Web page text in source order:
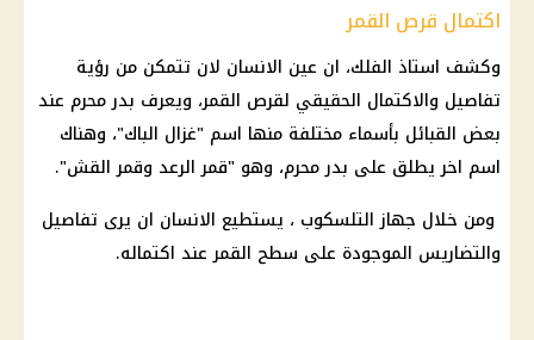
اكتمال قرص القمر
وكشف استاذ الفلك، ان عين الانسان لان تتمكن من رؤية
تفاصيل والاكتمال الحقيقي لقرص القمر، ويعرف بدر محرم عند
بعض القبائل بأسماء مختلفة منها اسم "غزال الباك"، وهناك
اسم اخر يطلق على بدر محرم، وهو "قمر الرعد وقمر القش".
ومن خلال جهاز التلسكوب ، يستطيع الانسان ان يرى تفاصيل
والتضاريس الموجودة على سطح القمر عند اكتماله.